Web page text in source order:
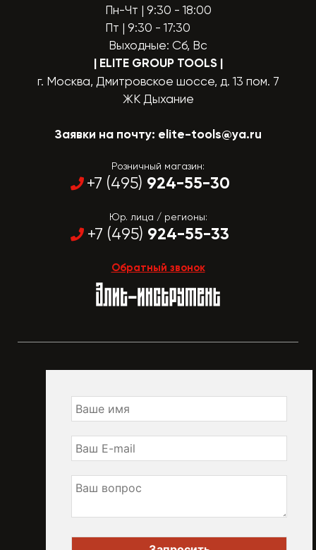
Пн-Чт | 9:30 - 18:00
Пт | 9:30 - 17:30
Выходные: Сб, Вс
| ELITE GROUP TOOLS |
г. Москва, Дмитровское шоссе, д. 13 пом. 7
ЖК Дыхание
Заявки на почту: elite-tools@ya.ru
Розничный магазин:
+7 (495) 924-55-30
Юр. лица / регионы:
+7 (495) 924-55-33
Обратный звонок